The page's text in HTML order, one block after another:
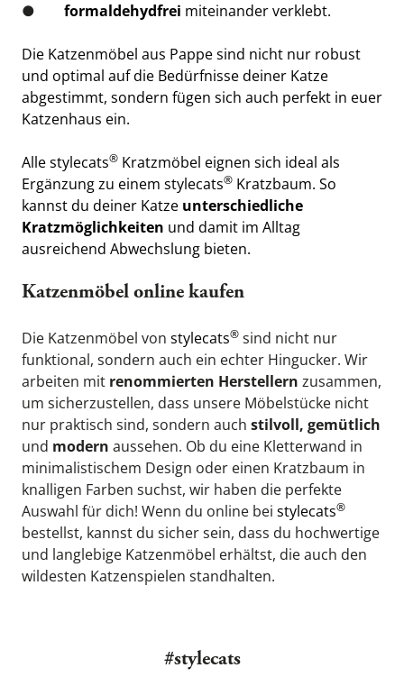
● formaldehydfrei miteinander verklebt.
Die Katzenmöbel aus Pappe sind nicht nur robust
und optimal auf die Bedürfnisse deiner Katze
abgestimmt, sondern fügen sich auch perfekt in euer
Katzenhaus ein.
Alle stylecats® Kratzmöbel eignen sich ideal als
Ergänzung zu einem stylecats® Kratzbaum. So
kannst du deiner Katze unterschiedliche
Kratzmöglichkeiten und damit im Alltag
ausreichend Abwechslung bieten.
Katzenmöbel online kaufen
Die Katzenmöbel von stylecats® sind nicht nur
funktional, sondern auch ein echter Hingucker. Wir
arbeiten mit renommierten Herstellern zusammen,
um sicherzustellen, dass unsere Möbelstücke nicht
nur praktisch sind, sondern auch stilvoll, gemütlich
und modern aussehen. Ob du eine Kletterwand in
minimalistischem Design oder einen Kratzbaum in
knalligen Farben suchst, wir haben die perfekte
Auswahl für dich! Wenn du online bei stylecats®
bestellst, kannst du sicher sein, dass du hochwertige
und langlebige Katzenmöbel erhältst, die auch den
wildesten Katzenspielen standhalten.
#stylecats